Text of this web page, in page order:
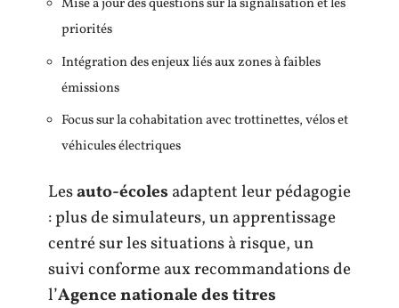
Mise à jour des questions sur la signalisation et les
priorités
Intégration des enjeux liés aux zones à faibles
émissions
Focus sur la cohabitation avec trottinettes, vélos et
véhicules électriques
Lesauto-écoles adaptent leur pédagogie
: plus de simulateurs, un apprentissage
centré sur les situations à risque, un
suivi conforme aux recommandations de
l’Agence nationale des titres